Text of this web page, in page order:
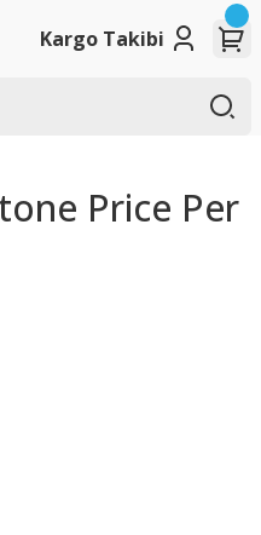
Kargo Takibi
Price Per